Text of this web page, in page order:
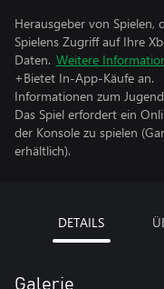
Herausgeber von Spielen,
Spielens Zugriff auf Ihre
Daten. Weitere
+Bietet In-App-Käufe an.
Informationen zum
Das Spiel erfordert ein
der Konsole zu spielen
erhältlich).
DETAILS
Galerie